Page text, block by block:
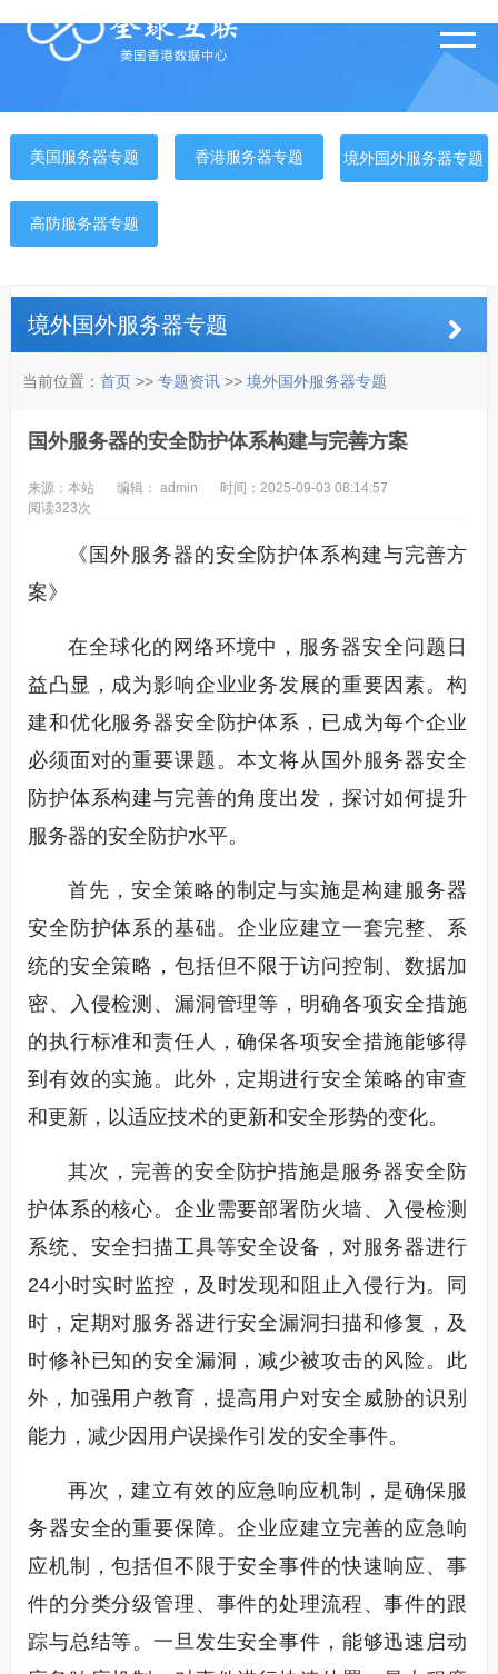
美国服务器专题 香港服务器专题 境外国外服务器专题
高防服务器专题
境外国外服务器专题
当前位置： 首页>> 专题资讯>> 境外国外服务器专题
国外服务器的安全防护体系构建与完善方案
来源：本站 编辑： admin
时间：2025-09-03 08:14:57
阅读323次
《国外服务器的安全防护体系构建与完善方
案》
在全球化的网络环境中，服务器安全问题日
益凸显，成为影响企业业务发展的重要因素。构
建和优化服务器安全防护体系，已成为每个企业
必须面对的重要课题。本文将从国外服务器安全
防护体系构建与完善的角度出发，探讨如何提升
服务器的安全防护水平。
首先，安全策略的制定与实施是构建服务器
安全防护体系的基础。企业应建立一套完整、系
统的安全策略，包括但不限于访问控制、数据加
密、入侵检测、漏洞管理等，明确各项安全措施
的执行标准和责任人，确保各项安全措施能够得
到有效的实施。此外，定期进行安全策略的审查
和更新，以适应技术的更新和安全形势的变化。
其次，完善的安全防护措施是服务器安全防
护体系的核心。企业需要部署防火墙、入侵检测
系统、安全扫描工具等安全设备，对服务器进行
24小时实时监控，及时发现和阻止入侵行为。同
时，定期对服务器进行安全漏洞扫描和修复，及
时修补已知的安全漏洞，减少被攻击的风险。此
外，加强用户教育，提高用户对安全威胁的识别
能力，减少因用户误操作引发的安全事件。
再次，建立有效的应急响应机制，是确保服
务器安全的重要保障。企业应建立完善的应急响
应机制，包括但不限于安全事件的快速响应、事
件的分类分级管理、事件的处理流程、事件的跟
踪与总结等。一旦发生安全事件，能够迅速启动